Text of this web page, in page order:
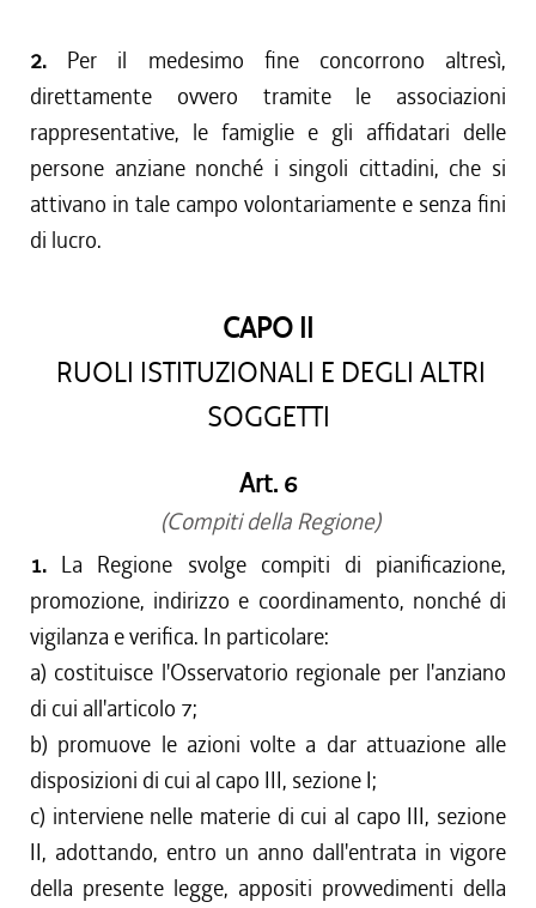
2. Per il medesimo fine concorrono altresì,
direttamente ovvero tramite le associazioni
rappresentative, le famiglie e gli affidatari delle
persone anziane nonché i singoli cittadini, che si
attivano in tale campo volontariamente e senza fini
di lucro.
CAPO II
RUOLI ISTITUZIONALI E DEGLI ALTRI
SOGGETTI
Art. 6
(Compiti della Regione)
1. La Regione svolge compiti di pianificazione,
promozione, indirizzo e coordinamento, nonché di
vigilanza e verifica. In particolare:
a) costituisce l'Osservatorio regionale per l'anziano
di cui all'articolo 7;
b) promuove le azioni volte a dar attuazione alle
disposizioni di cui al capo III, sezione I;
c) interviene nelle materie di cui al capo III, sezione
II, adottando, entro un anno dall'entrata in vigore
della presente legge, appositi provvedimenti della